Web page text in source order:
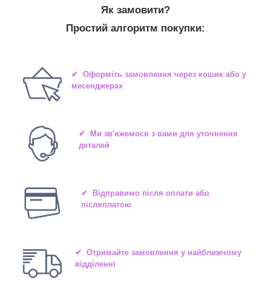
Як замовити?
Простий алгоритм покупки:
✔ Оформіть замовлення через кошик або у
месенджерах
✔ Ми зв'яжемося з вами для уточнення
деталей
✔ Відправимо після оплати або
післяплатою
✔ Отримайте замовлення у найближчому
відділенні